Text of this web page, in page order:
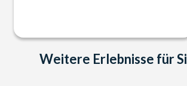
Weitere Erlebnisse für